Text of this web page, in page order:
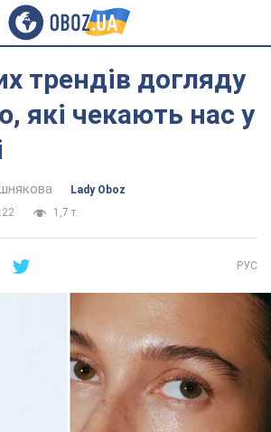
трендів догляду
які чекають нас у
Lady Oboz
1,7 т.
РУС